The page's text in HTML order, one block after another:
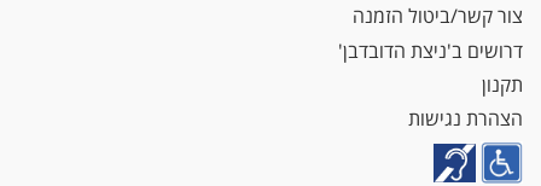
צור קשר/ביטול הזמנה
דרושים ב'ניצת הדובדבן'
תקנון
הצהרת נגישות